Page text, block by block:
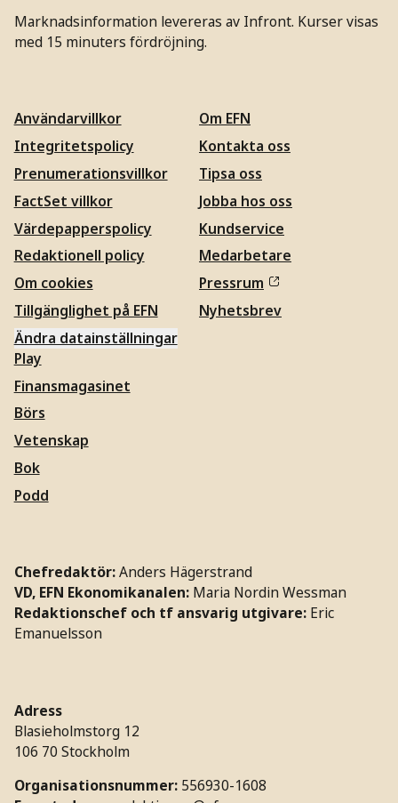
Marknadsinformation levereras av Infront. Kurser visas
med 15 minuters fördröjning.
Användarvillkor
Integritetspolicy
Prenumerationsvillkor
FactSet villkor
Värdepapperspolicy
Redaktionell policy
Om cookies
Tillgänglighet på EFN
Ändra datainställningar
Om EFN
Kontakta oss
Tipsa oss
Jobba hos oss
Kundservice
Medarbetare
Pressrum
Nyhetsbrev
Play
Finansmagasinet
Börs
Vetenskap
Bok
Podd
Chefredaktör:Anders Hägerstrand
VD, EFN Ekonomikanalen: Maria Nordin Wessman
Redaktionschef och tf ansvarig utgivare: Eric
Emanuelsson
Adress
Blasieholmstorg 12
106 70 Stockholm
Organisationsnummer: 556930-1608